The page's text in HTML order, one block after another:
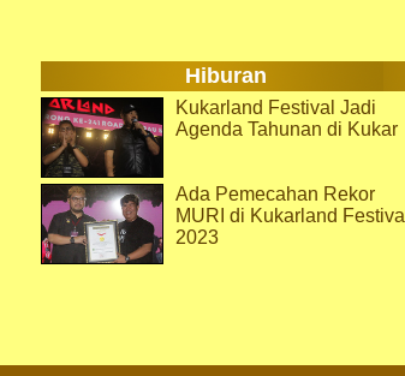
Hiburan
Kukarland Festival Jadi
Agenda Tahunan di Kukar
Ada Pemecahan Rekor
MURI di Kukarland Festival
2023